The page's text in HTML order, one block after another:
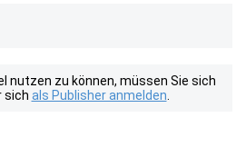
nutzen zu können, müssen Sie sich
sich als Publisher anmelden